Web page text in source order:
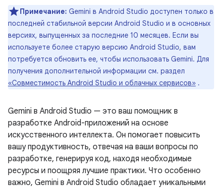
Примечание: Gemini в Android Studio доступен только в
последней стабильной версии Android Studio и в основных
версиях, выпущенных за последние 10 месяцев. Если вы
используете более старую версию Android Studio, вам
потребуется обновить ее, чтобы использовать Gemini. Для
получения дополнительной информации см. раздел
«Совместимость Android Studio и облачных сервисов» .
Gemini в Android Studio — это ваш помощник в
разработке Android-приложений на основе
искусственного интеллекта. Он помогает повысить
вашу продуктивность, отвечая на ваши вопросы по
разработке, генерируя код, находя необходимые
ресурсы и поощряя лучшие практики. Что особенно
важно, Gemini в Android Studio обладает уникальными